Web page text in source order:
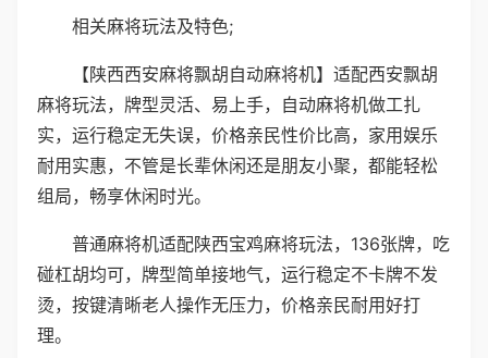
相关麻将玩法及特色;
【陕西西安麻将飘胡自动麻将机】适配西安飘胡
麻将玩法，牌型灵活、易上手，自动麻将机做工扎
实，运行稳定无失误，价格亲民性价比高，家用娱乐
耐用实惠，不管是长辈休闲还是朋友小聚，都能轻松
组局，畅享休闲时光。
普通麻将机适配陕西宝鸡麻将玩法，136张牌，吃
碰杠胡均可，牌型简单接地气，运行稳定不卡牌不发
烫，按键清晰老人操作无压力，价格亲民耐用好打
理。